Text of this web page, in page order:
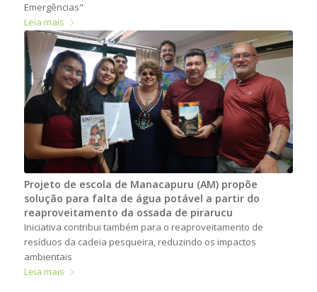
Emergências"
Leia mais
Projeto de escola de Manacapuru (AM) propõe
solução para falta de água potável a partir do
reaproveitamento da ossada de pirarucu
Iniciativa contribui também para o reaproveitamento de
resíduos da cadeia pesqueira, reduzindo os impactos
ambientais
Leia mais